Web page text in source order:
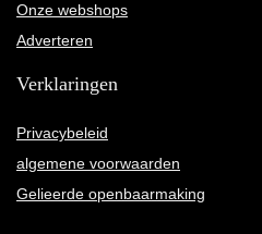
Onze webshops
Adverteren
Verklaringen
Privacybeleid
algemene voorwaarden
Gelieerde openbaarmaking